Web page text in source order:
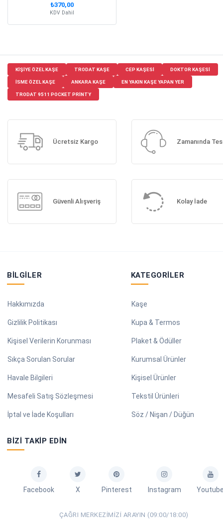
₺370,00
KDV Dahil
KIŞIYE ÖZEL KAŞE TRODAT KAŞE CEP KAŞESI DOKTOR KAŞESI
ISME ÖZEL KAŞE ANKARA KAŞE EN YAKIN KAŞE YAPAN YER
TRODAT 9511 POCKET PRINTY
Ücretsiz Kargo Zamanında
Güvenli Alışveriş Kolay İade
BILGILER
Hakkımızda
Gizlilik Politikası
Kişisel Verilerin Korunması
Sıkça Sorulan Sorular
Havale Bilgileri
Mesafeli Satış Sözleşmesi
İptal ve İade Koşulları
KATEGORILER
Kaşe
Kupa & Termos
Plaket & Ödüller
Kurumsal Ürünler
Kişisel Ürünler
Tekstil Ürünleri
Söz / Nişan / Düğün
BIZI TAKIP EDIN
Facebook X Pinterest Instagram
ÇAĞRI MERKEZIMIZI ARAYIN (09:00/18:00)